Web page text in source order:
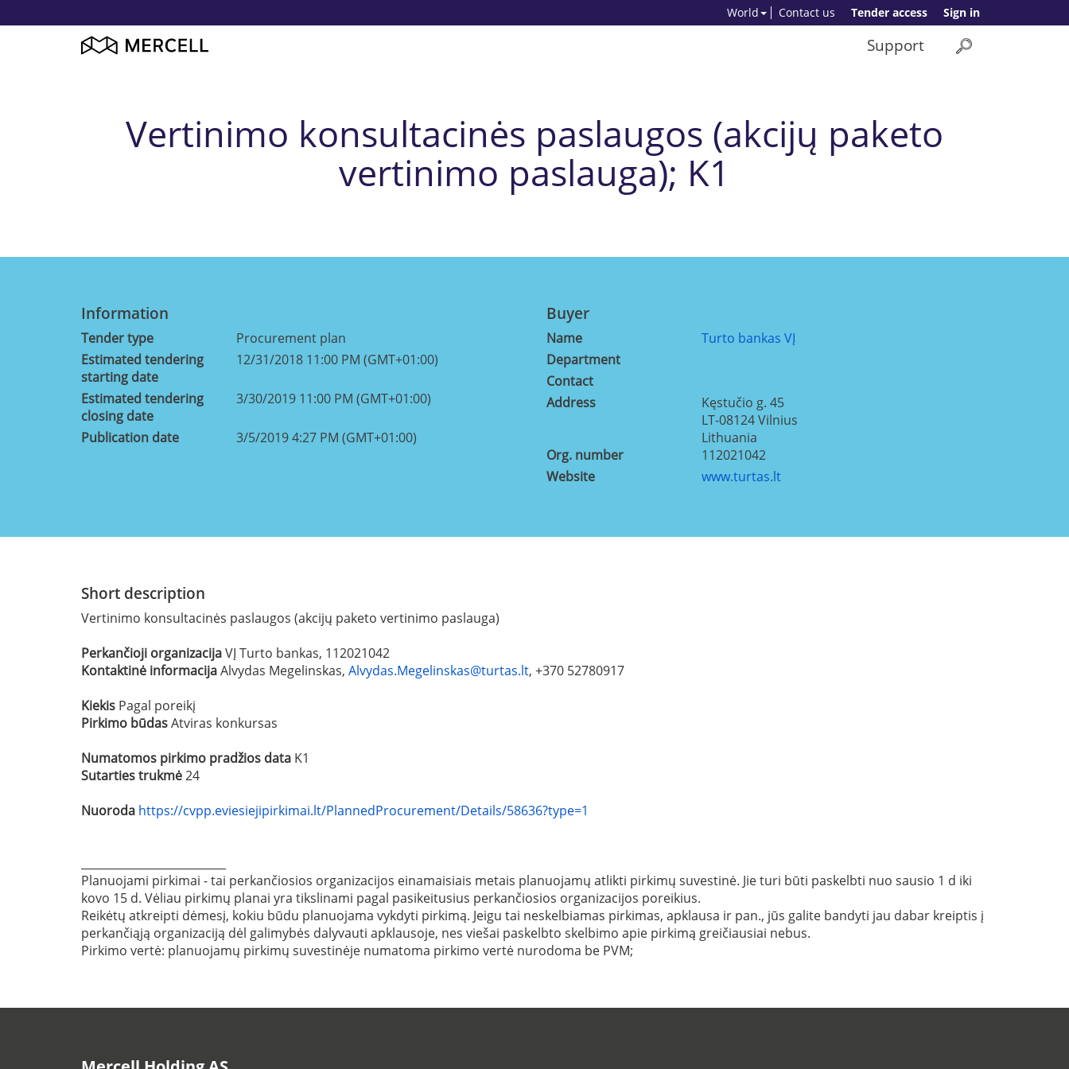
Sign in
Tender access
Contact us
World
Support
Vertinimo konsultacinės paslaugos (akcijų paketo
vertinimo paslauga); K1
Information
Tender type
Procurement plan
Estimated tendering
starting date
12/31/2018 11:00 PM (GMT+01:00)
Estimated tendering
closing date
3/30/2019 11:00 PM (GMT+01:00)
Publication date 3/5/2019 4:27 PM (GMT+01:00)
Buyer
Name
Turto bankas VĮ
Department
Contact
Address
Kęstučio g. 45
LT-08124Vilnius
Lithuania
Org. number
112021042
Website
www.turtas.lt
Short description
Vertinimo konsultacinės paslaugos (akcijų paketo vertinimo paslauga)
Perkančioji organizacijaVĮ Turto bankas, 112021042
Kontaktinė informacijaAlvydas Megelinskas, Alvydas.Megelinskas@turtas.lt, +370 52780917
Kiekis Pagal poreikį
Pirkimo būdasAtviras konkursas
Numatomos pirkimo pradžios data K1
Sutarties trukmė24
Nuoroda https://cvpp.eviesiejipirkimai.lt/PlannedProcurement/Details/58636?type=1
Planuojami pirkimai - tai perkančiosios organizacijos einamaisiais metais planuojamų atlikti pirkimų suvestinė. Jie turi būti paskelbti nuo sausio 1 d iki
kovo 15 d. Vėliau pirkimų planai yra tikslinami pagal pasikeitusius perkančiosios organizacijos poreikius.
Reikėtų atkreipti dėmesį, kokiu būdu planuojama vykdyti pirkimą. Jeigu tai neskelbiamas pirkimas, apklausa ir pan., jūs galite bandyti jau dabar kreiptis į
perkančiąją organizaciją dėl galimybės dalyvauti apklausoje, nes viešai paskelbto skelbimo apie pirkimą greičiausiai nebus.
Pirkimo vertė: planuojamų pirkimų suvestinėje numatoma pirkimo vertė nurodoma be PVM;